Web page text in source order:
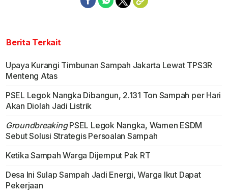
Berita Terkait
Upaya Kurangi Timbunan Sampah Jakarta Lewat TPS3R
Menteng Atas
PSEL Legok Nangka Dibangun, 2.131 Ton Sampah per Hari
Akan Diolah Jadi Listrik
GroundbreakingPSEL Legok Nangka, Wamen ESDM
Sebut Solusi Strategis Persoalan Sampah
Ketika Sampah Warga Dijemput Pak RT
Desa Ini Sulap Sampah Jadi Energi, Warga Ikut Dapat
Pekerjaan